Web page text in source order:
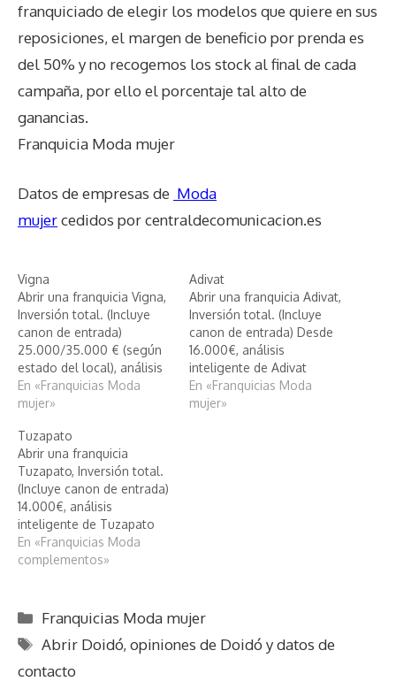
franquiciado de elegir los modelos que quiere en sus
reposiciones, el margen de beneficio por prenda es
del 50% y no recogemos los stock al final de cada
campaña, por ello el porcentaje tal alto de
ganancias.
Franquicia Moda mujer
Datos de empresas de Moda
mujercedidos por centraldecomunicacion.es
Vigna
Abrir una franquicia Vigna,
Inversión total. (Incluye
canon de entrada)
25.000/35.000 € (según
estado del local), análisis
inteligente de Vigna
En «Franquicias Moda
mujer»
Adivat
Abrir una franquicia Adivat,
Inversión total. (Incluye
canon de entrada) Desde
16.000€, análisis
inteligente de Adivat
En «Franquicias Moda
mujer»
Tuzapato
Abrir una franquicia
Tuzapato, Inversión total.
(Incluye canon de entrada)
14.000€, análisis
inteligente de Tuzapato
En «Franquicias Moda
complementos»
Categorías
Franquicias Moda mujer
Etiquetas
Abrir Doidó,opiniones de Doidó y datos de
contacto